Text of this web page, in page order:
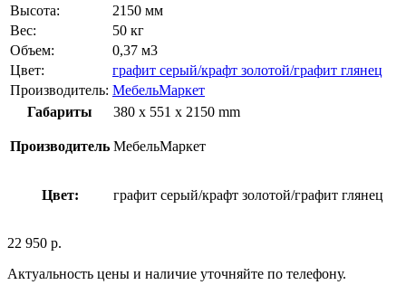
Высота:
2150 мм
Вес:
50 кг
Объем:
0,37 м3
Цвет:
графит серый/крафт золотой/графит глянец
Производитель: МебельМаркет
Габариты
380 x 551 x 2150 mm
Производитель МебельМаркет
Цвет: графит серый/крафт золотой/графит глянец
22 950 р.
Актуальность цены и наличие уточняйте по телефону.